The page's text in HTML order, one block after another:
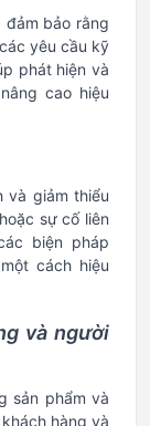
đảm bảo rằng
yêu cầu kỹ
phát hiện và
cao hiệu
và giảm thiểu
sự cố liên
biện pháp
cách hiệu
và người
sản phẩm và
hàng và